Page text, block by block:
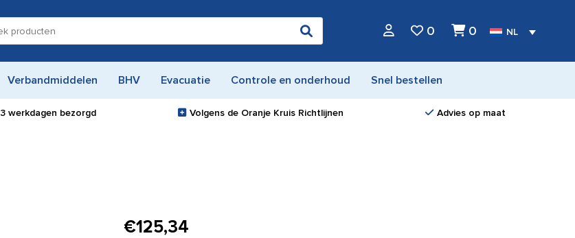
0 0 NL
Verbandmiddelen BHV Evacuatie Controle en onderhoud Snel bestellen
3 werkdagen bezorgd Volgens de Oranje Kruis Richtlijnen Advies op maat
€125,34